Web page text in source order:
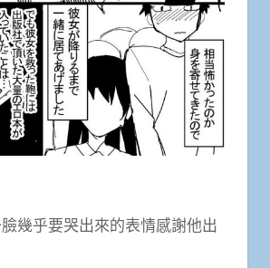
幾乎要哭出來的表情感謝他出